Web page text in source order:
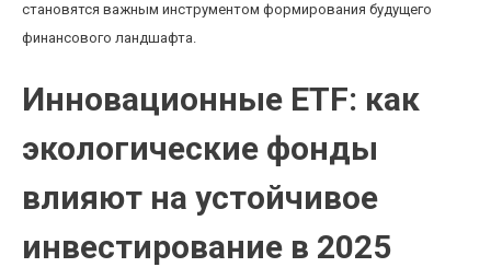
становятся важным инструментом формирования будущего
финансового ландшафта.
Инновационные ETF: как
экологические фонды
влияют на устойчивое
инвестирование в 2025